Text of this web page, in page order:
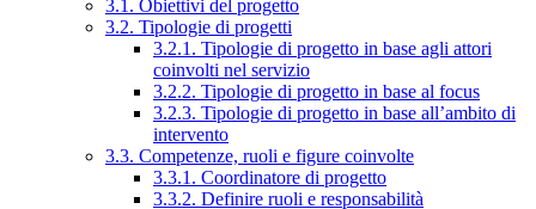
3.1. Obiettivi del progetto
3.2. Tipologie di progetti
3.2.1. Tipologie di progetto in base agli attori
coinvolti nel servizio
3.2.2. Tipologie di progetto in base al focus
3.2.3. Tipologie di progetto in base all’ambito di
intervento
3.3. Competenze, ruoli e figure coinvolte
3.3.1. Coordinatore di progetto
3.3.2. Definire ruoli e responsabilità